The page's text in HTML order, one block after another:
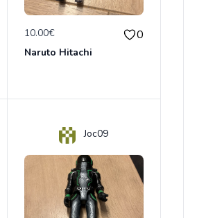
10.00€ 0
Naruto Hitachi
Joc09